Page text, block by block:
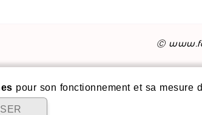
Ⓒ
pour son fonctionnement et sa mesure